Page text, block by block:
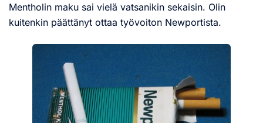
Mentholin maku sai vielä vatsanikin sekaisin. Olin
kuitenkin päättänyt ottaa työvoiton Newportista.